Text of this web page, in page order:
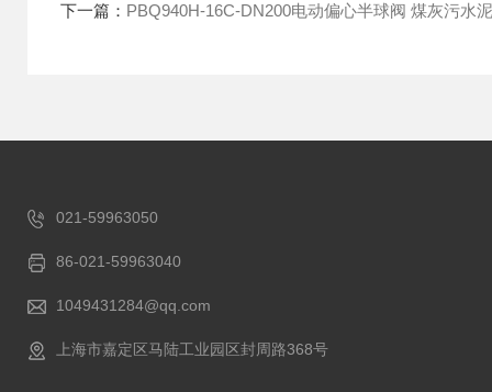
下一篇： PBQ940H-16C-DN200电动偏心半球阀 煤灰污水
021-59963050
86-021-59963040
1049431284@qq.com
上海市嘉定区马陆工业园区封周路368号